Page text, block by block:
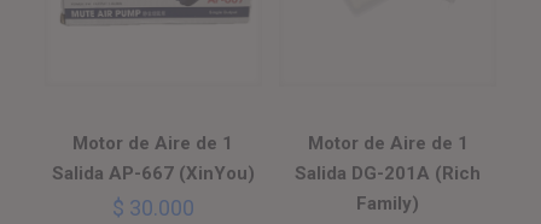
Motor de Aire de 1
Salida AP-667 (XinYou)
$ 30.000
Motor de Aire de 1
Salida DG-201A (Rich
Family)